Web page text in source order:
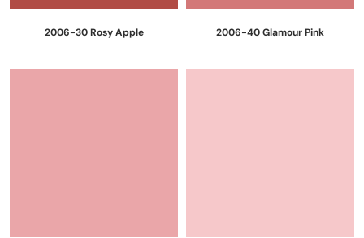
2006-30 Rosy Apple 2006-40 Glamour Pink